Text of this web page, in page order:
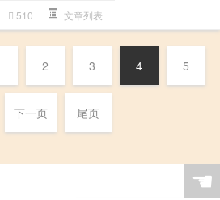
510 文章列表
2 3 4 5
下一页 尾页
☚